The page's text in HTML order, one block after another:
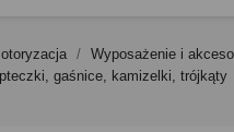
Wyposażenie i
gaśnice, kamizelki, trójkąty